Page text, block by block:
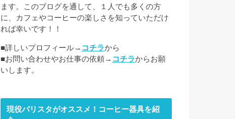
ます。このブログを通して、１人でも多くの方
に、カフェやコーヒーの楽しさを知っていただけ
れば幸いです！！
■詳しいプロフィール→ コチラから
■お問い合わせやお仕事の依頼→ コチラからお願
いします。
現役バリスタがオススメ！コーヒー器具を紹